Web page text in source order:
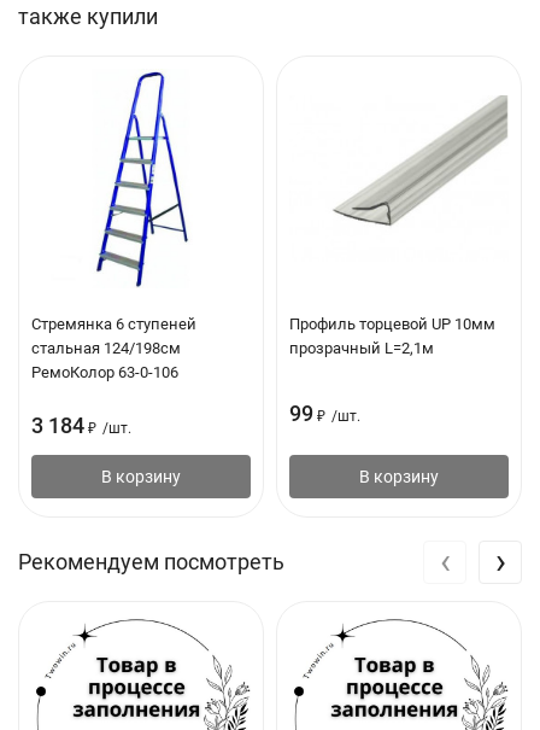
также купили
Стремянка 6 ступеней
стальная 124/198см
РемоКолор 63-0-106
3 184 ₽ /шт.
В корзину
Профиль торцевой UP 10мм
прозрачный L=2,1м
99 ₽ /шт.
В корзину
Рекомендуем посмотреть ‹ ›